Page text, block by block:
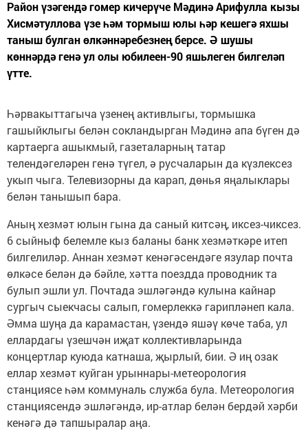
Район үзәгендә гомер кичерүче Мәдинә Арифулла кызы
Хисмәтуллова үзе һәм тормыш юлы һәр кешегә яхшы
таныш булган өлкәннәребезнең берсе. Ә шушы
көннәрдә генә ул олы юбилеен-90 яшьлеген билгеләп
үтте.
Һәрвакыттагыча үзенең активлыгы, тормышка
гашыйклыгы белән сокландырган Мәдинә апа бүген дә
картаерга ашыкмый, газеталарның татар
телендәгеләрен генә түгел, ә русчаларын да күзлексез
укып чыга. Телевизорны да карап, дөнья яңалыклары
белән танышып бара.
Аның хезмәт юлын гына да саный китсәң, иксез-чиксез.
6 сыйныф белемле кыз баланы банк хезмәткәре итеп
билгелиләр. Аннан хезмәт кенәгәсендәге язулар почта
өлкәсе белән дә бәйле, хәтта поездда проводник та
булып эшли ул. Почтада эшләгәндә кулына кайнар
сургыч сыекчасы салып, гомерлеккә гарипләнеп кала.
Әмма шуңа да карамастан, үзендә яшәү көче таба, ул
еллардагы үзешчән иҗат коллективларында
концертлар куюда катнаша, җырлый, бии. Ә иң озак
еллар хезмәт куйган урыннары-метеорология
станциясе һәм коммуналь служба була. Метеорология
станциясендә эшләгәндә, ир-атлар белән бердәй хәрби
кенәгә дә тапшыралар аңа.